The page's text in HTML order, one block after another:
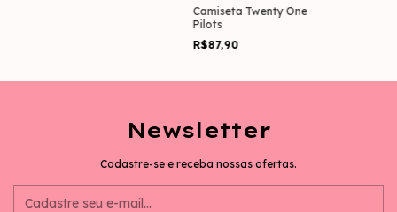
Camiseta Twenty One
Pilots
R$87,90
Newsletter
Cadastre-se e receba nossas ofertas.